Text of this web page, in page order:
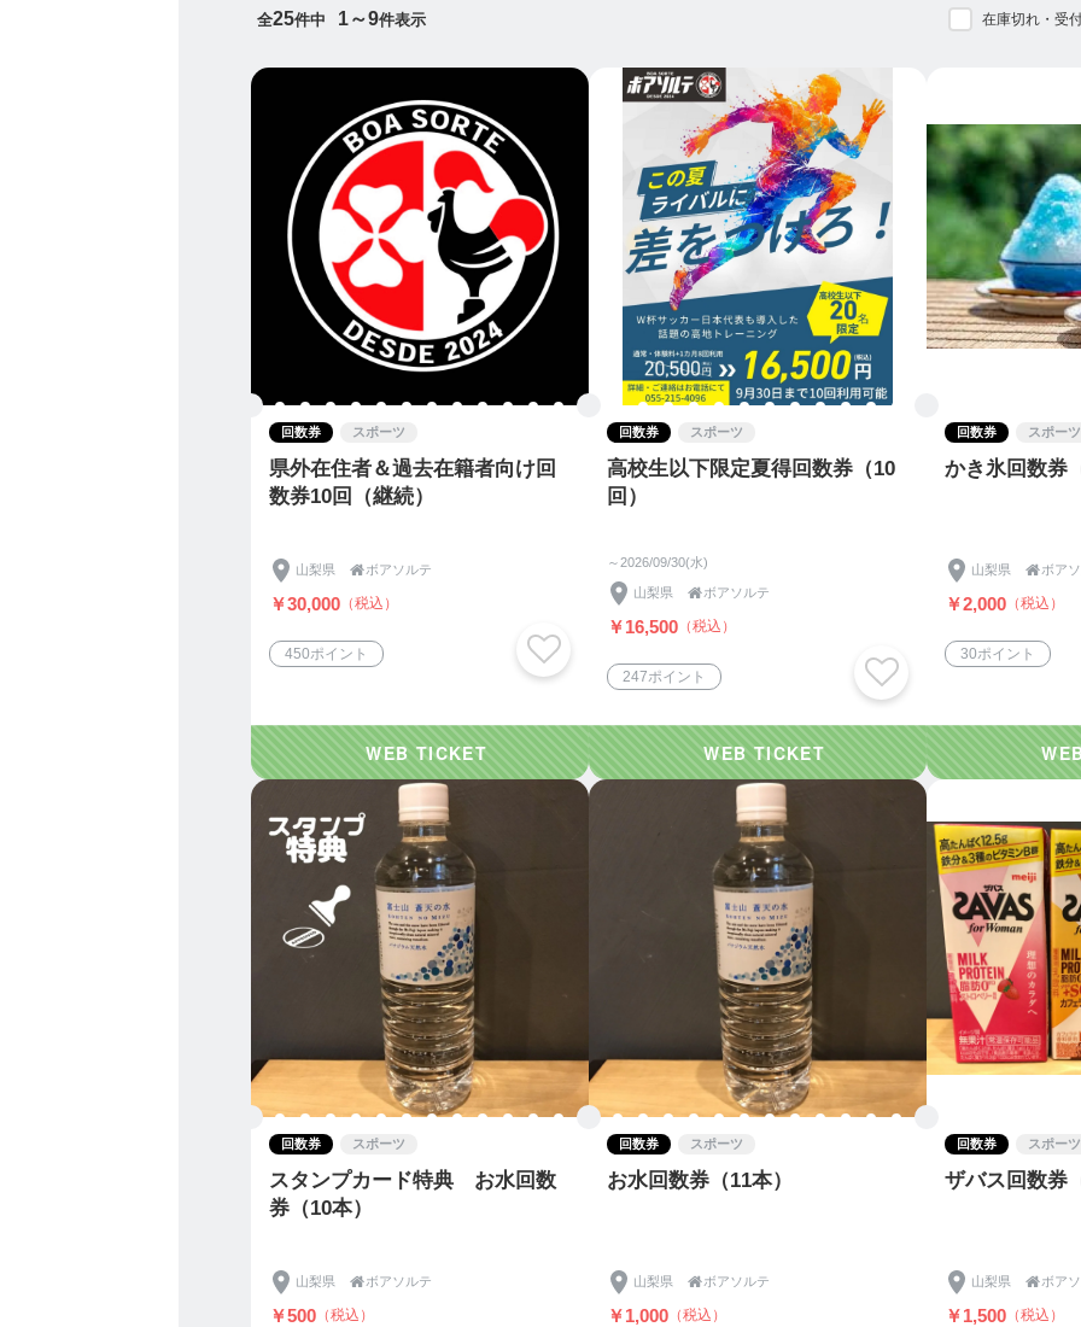
在庫切れ・受
全25件中 1～9件表示
回数券 スポーツ
県外在住者＆過去在籍者向け回
数券10回（継続）
山梨県 ボアソルテ
￥30,000 （税込）
450ポイント
回数券 スポーツ
高校生以下限定夏得回数券（10
回）
～2026/09/30(水)
山梨県 ボアソルテ
￥16,500 （税込）
247ポイント
回数券 スポーツ
かき氷回数券
山梨県 ボア
￥2,000 （税込）
30ポイント
回数券 スポーツ
スタンプカード特典 お水回数
券（10本）
山梨県 ボアソルテ
￥500 （税込）
回数券 スポーツ
お水回数券（11本）
山梨県 ボアソルテ
￥1,000 （税込）
回数券 スポーツ
ザバス回数券
山梨県 ボア
￥1,500 （税込）